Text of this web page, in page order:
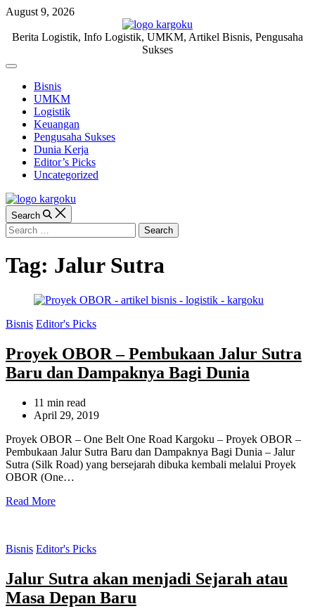
Skip
content
August 9, 2026
KARGOKU.ID
Berita Logistik, Info Logistik, UMKM, Artikel Bisnis, Pengusaha
Sukses
Off
CanvasBisnis
UMKM
Logistik
Keuangan
Pengusaha Sukses
Dunia Kerja
Editor’s Picks
Uncategorized
Search
Search
for:
Tag: Jalur Sutra
Categories
Bisnis Editor's Picks
Proyek OBOR – Pembukaan Jalur Sutra
Baru dan Dampaknya Bagi Dunia
Estimated
read
11 min read
April 29, 2019
Proyek OBOR – One Belt One Road Kargoku – Proyek OBOR –
Pembukaan Jalur Sutra Baru dan Dampaknya Bagi Dunia – Jalur
Sutra (Silk Road) yang bersejarah dibuka kembali melalui Proyek
OBOR (One…
Read More
Categories
Bisnis Editor's Picks
Jalur Sutra akan menjadi Sejarah atau
Masa Depan Baru